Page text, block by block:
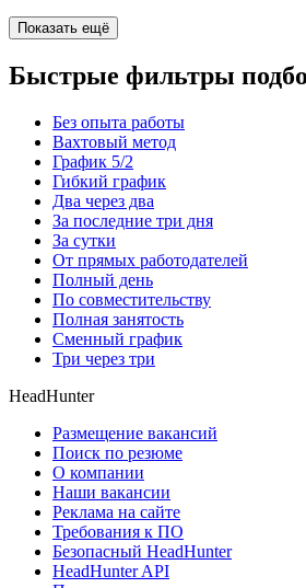
Показать ещё
Быстрые фильтры
Без опыта работы
Вахтовый метод
График 5/2
Гибкий график
Два через два
За последние три дня
За сутки
От прямых работодателей
Полный день
По совместительству
Полная занятость
Сменный график
Три через три
HeadHunter
Размещение вакансий
Поиск по резюме
О компании
Наши вакансии
Реклама на сайте
Требования к ПО
Безопасный HeadHunter
HeadHunter API